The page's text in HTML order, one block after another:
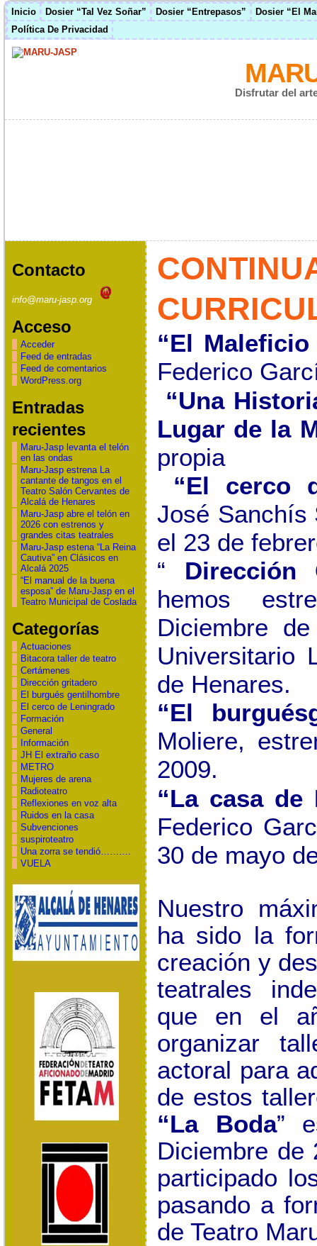
Inicio Dosier “Tal Vez Soñar” Dosier “Entrepasos”
Dosier “El
Política De Privacidad
Disfrutar del
Contacto
info@maru-jasp.org
Acceso
Acceder
Feed de entradas
Feed de comentarios
WordPress.org
Entradas
recientes
Maru-Jasp levanta el telón
en las ondas
Maru-Jasp estrena La
cantante de tangos en el
Teatro Salón Cervantes de
Alcalá de Henares
Maru-Jasp abre el telón en
2026 con estrenos y
grandes citas teatrales
Maru-Jasp estena “La Reina
Cautiva” en Clásicos en
Alcalá 2025
“El manual de la buena
esposa” de Maru-Jasp en el
Teatro Municipal de Coslada
Categorías
Actuaciones
Bitacora taller de teatro
Certámenes
Dirección gritadero
El burgués gentilhombre
El cerco de Leningrado
Formación
General
Información
JH El extraño caso
METRO
Mujeres de arena
Radioteatro
Reflexiones en voz alta
Ruidos en la casa
Subvenciones
suspiroteatro
Una zorra se tendió……….
VUELA
“El
Federico
“Una
Lugar de la
propia
“El cerco
José Sanchís
el 23 de
“ Dirección
hemos
Diciembre
Universitario
de Henares.
“El
Moliere,
2009.
“La casa de
Federico
30 de mayo
Nuestro
ha sido la
creación y
teatrales
que en el
organizar
actoral para
de estos
“La Boda”
Diciembre de
participado
pasando a
de Teatro